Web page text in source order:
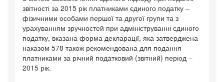
звітності за 2015 рік платниками єдиного податку –
фізичними особами першої та другої групи та з
урахуванням зручностей при адмініструванні єдиного
податку, вказана форма декларації, яка затверджена
наказом 578 також рекомендована для подання
платниками за річний податковий (звітний) період –
2015 рік.